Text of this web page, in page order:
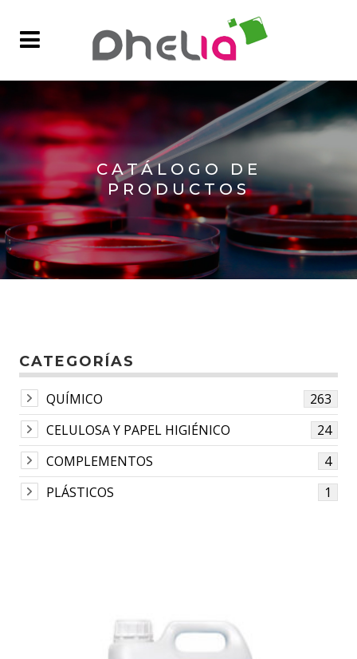
CATÁLOGO DE
PRODUCTOS
CATEGORÍAS
QUÍMICO
263
CELULOSA Y PAPEL HIGIÉNICO
24
COMPLEMENTOS
4
PLÁSTICOS
1